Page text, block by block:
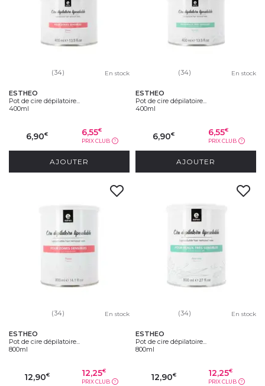
(34) En stock
ESTHEO
Pot de cire dépilatoire...
400ml
6,90€ 6,55€
PRIX CLUB ?
AJOUTER
(34) En stock
ESTHEO
Pot de cire dépilatoire...
400ml
6,90€ 6,55€
PRIX CLUB ?
AJOUTER
(34) En stock
ESTHEO
Pot de cire dépilatoire...
800ml
12,90€ 12,25€
PRIX CLUB ?
(34) En stock
ESTHEO
Pot de cire dépilatoire...
800ml
12,90€ 12,25€
PRIX CLUB ?